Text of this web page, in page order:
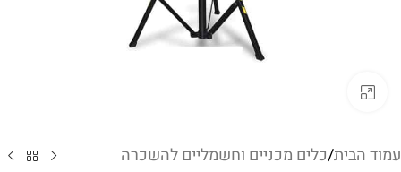
עמוד הבית/כלים מכניים וחשמליים להשכרה